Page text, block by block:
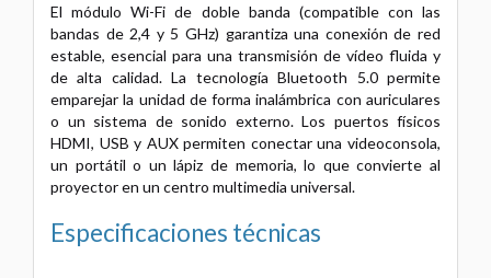
El módulo Wi-Fi de doble banda (compatible con las
bandas de 2,4 y 5 GHz) garantiza una conexión de red
estable, esencial para una transmisión de vídeo fluida y
de alta calidad. La tecnología Bluetooth 5.0 permite
emparejar la unidad de forma inalámbrica con auriculares
o un sistema de sonido externo. Los puertos físicos
HDMI, USB y AUX permiten conectar una videoconsola,
un portátil o un lápiz de memoria, lo que convierte al
proyector en un centro multimedia universal.
Especificaciones técnicas